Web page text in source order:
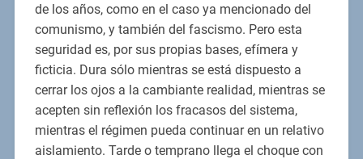
de los años, como en el caso ya mencionado del
comunismo, y también del fascismo. Pero esta
seguridad es, por sus propias bases, efímera y
ficticia. Dura sólo mientras se está dispuesto a
cerrar los ojos a la cambiante realidad, mientras se
acepten sin reflexión los fracasos del sistema,
mientras el régimen pueda continuar en un relativo
aislamiento. Tarde o temprano llega el choque con